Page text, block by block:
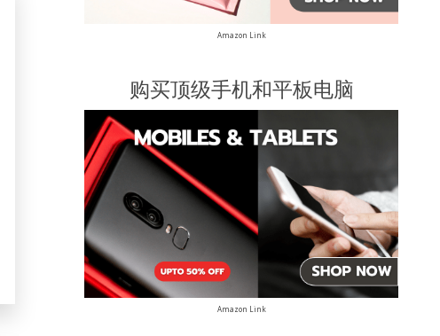
Amazon Link
购买顶级手机和平板电脑
Amazon Link